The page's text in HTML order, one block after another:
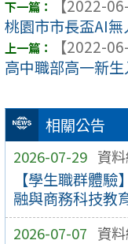
相關公告
2026-07-29 資
【學生職群體
融與商務科技教
2026-07-07 資
【2022-
桃園市市長盃AI
【2022-
高中職部高一新